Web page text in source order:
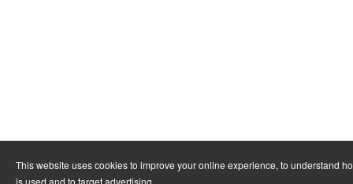
This website uses cookies to improve your online experience, to understand
is used and to target advertising.